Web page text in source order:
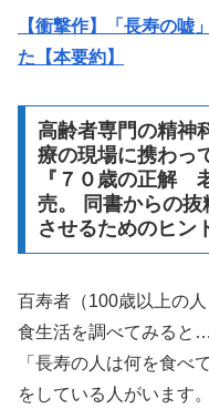
【衝撃作】「長寿の嘘
た【本要約】
高齢者専門の精神
療の現場に携わっ
『７０歳の正解
売。 同書からの
させるためのヒン
百寿者（100歳以上の
食生活を調べてみると…
「長寿の人は何を食べ
をしている人がいます。